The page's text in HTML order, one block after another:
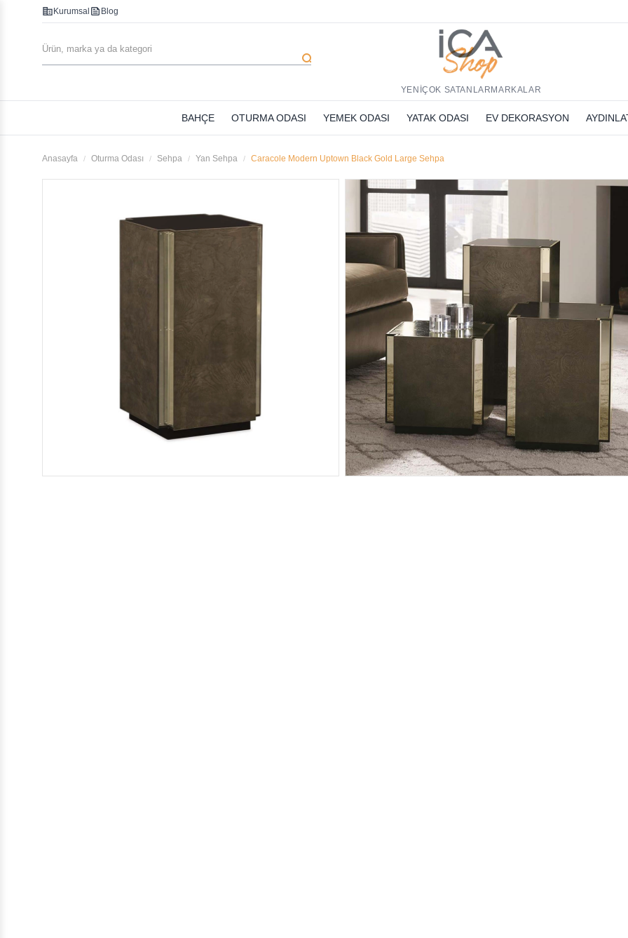
corporate_fare Kurumsal feed Blog
search
YENİÇOK SATANLAR MARKALAR
BAHÇE OTURMA ODASI YEMEK ODASI YATAK ODASI EV DEKORASYON
Anasayfa Oturma Odası Sehpa Yan Sehpa Caracole Modern Uptown Black Gold Large Sehpa